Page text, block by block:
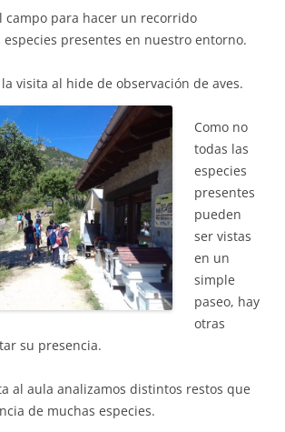
campo para hacer un recorrido
presentes en nuestro entorno.
visita al hide de observación de aves.
Como no
todas las
especies
presentes
pueden
ser vistas
en un
simple
paseo, hay
otras
su presencia.
al aula analizamos distintos restos que
de muchas especies.